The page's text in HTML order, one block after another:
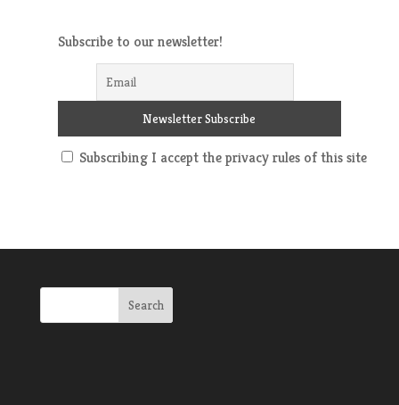
Subscribe to our newsletter!
Subscribing I accept the privacy rules of this site